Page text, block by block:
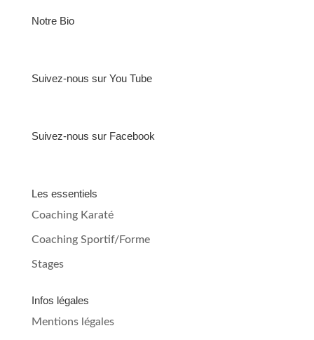
Notre Bio
Suivez-nous sur You Tube
Suivez-nous sur Facebook
Les essentiels
Coaching Karaté
Coaching Sportif/Forme
Stages
Infos légales
Mentions légales